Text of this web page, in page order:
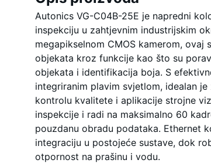
Autonics VG-C04B-25E je napredni
inspekciju u zahtjevnim industrijskim
megapikselnom CMOS kamerom,
objekata kroz funkcije kao što su
objekata i identifikacija boja. S
integriranim plavim svjetlom, idealan
kontrolu kvalitete i aplikacije strojne
inspekcije i radi na maksimalno 60
pouzdanu obradu podataka. Ethernet
integraciju u postojeće sustave, dok
otpornost na prašinu i vodu.